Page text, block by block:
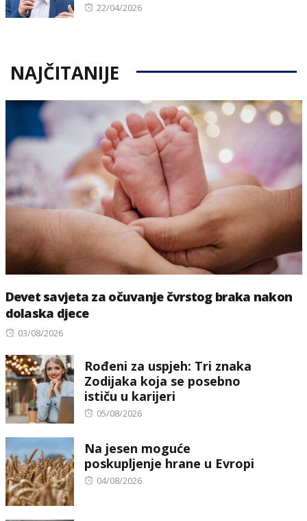
Posted
22/04/2026
NAJČITANIJE
Devet savjeta za očuvanje čvrstog braka nakon
dolaska djece
Posted
03/08/2026
Rođeni za uspjeh: Tri znaka
Zodijaka koja se posebno
ističu u karijeri
Posted
05/08/2026
Na jesen moguće
poskupljenje hrane u Evropi
Posted
04/08/2026